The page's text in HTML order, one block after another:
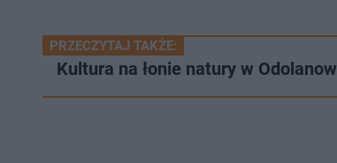
PRZECZYTAJ TAKŻE:
Kultura na łonie natury w